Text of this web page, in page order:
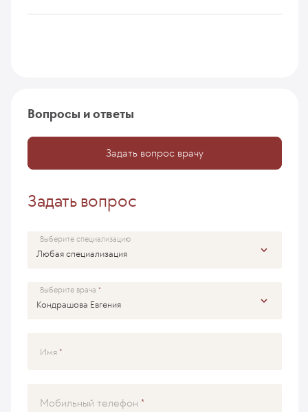
Вопросы и ответы
Задать вопрос врачу
Задать вопрос
Выберите специализацию
Выберите врача
Имя
Мобильный телефон